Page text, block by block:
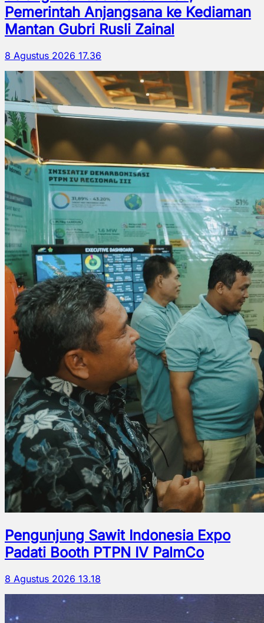
Pemerintah Anjangsana ke Kediaman
Mantan Gubri Rusli Zainal
8 Agustus 2026 17.36
Pengunjung Sawit Indonesia Expo
Padati Booth PTPN IV PalmCo
8 Agustus 2026 13.18